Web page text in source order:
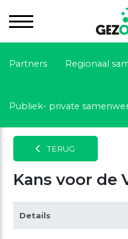
Partners Regionaal
Publiek- private
TERUG
Kans voor de
Details